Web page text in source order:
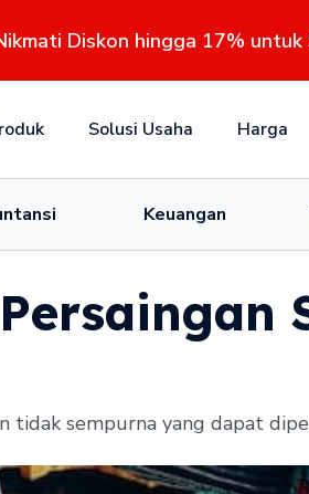
Diskon hingga 17% untuk
Solusi Usaha Harga
Keuangan
tidak sempurna yang dapat